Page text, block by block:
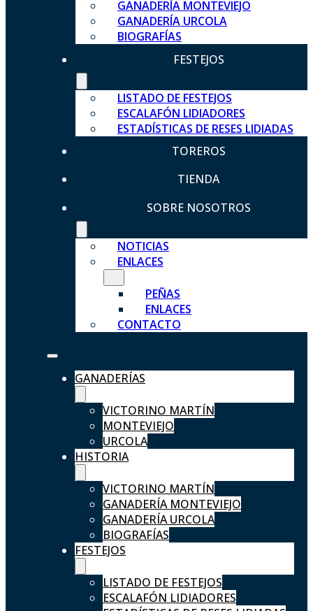
GANADERÍA MONTEVIEJO
GANADERÍA URCOLA
BIOGRAFÍAS
FESTEJOS
LISTADO DE FESTEJOS
ESCALAFÓN LIDIADORES
ESTADÍSTICAS DE RESES LIDIADAS
TOREROS
TIENDA
SOBRE NOSOTROS
NOTICIAS
ENLACES
PEÑAS
ENLACES
CONTACTO
GANADERÍAS
VICTORINO MARTÍN
MONTEVIEJO
URCOLA
HISTORIA
VICTORINO MARTÍN
GANADERÍA MONTEVIEJO
GANADERÍA URCOLA
BIOGRAFÍAS
FESTEJOS
LISTADO DE FESTEJOS
ESCALAFÓN LIDIADORES